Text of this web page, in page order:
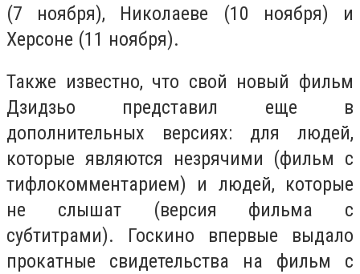
(7 ноября), Николаеве (10 ноября) и
Херсоне (11 ноября).
Также известно, что свой новый фильм
Дзидзьо представил еще в
дополнительных версиях: для людей,
которые являются незрячими (фильм с
тифлокомментарием) и людей, которые
не слышат (версия фильма с
субтитрами). Госкино впервые выдало
прокатные свидетельства на фильм с